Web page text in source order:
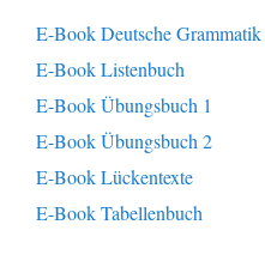
E-Book Deutsche Grammatik
E-Book Listenbuch
E-Book Übungsbuch 1
E-Book Übungsbuch 2
E-Book Lückentexte
E-Book Tabellenbuch